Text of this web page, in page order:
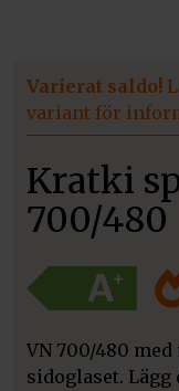
Varierat saldo!
variant för
Kratki
700/480
VN 700/480
sidoglaset.